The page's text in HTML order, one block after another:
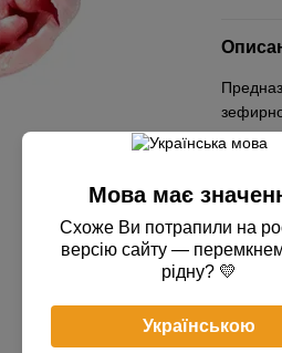
вымыть,
по
Мова має
Схоже Ви потрапили на
версію сайту —
рідну? 💛
Українською